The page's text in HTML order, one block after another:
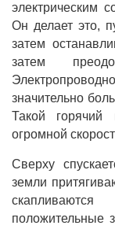
электрическим
Он делает это,
затем
затем
значительно
Такой горячий
огромной
Сверху
земли
положительные